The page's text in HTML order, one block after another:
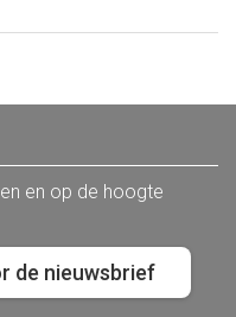
en op de hoogte
de nieuwsbrief